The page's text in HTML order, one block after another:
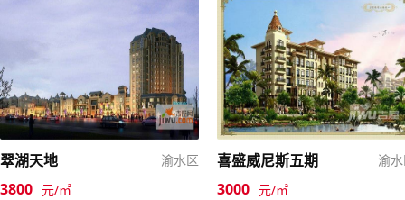
翠湖天地 渝水区
3800 元/㎡
喜盛威尼斯五期 渝
3000 元/㎡